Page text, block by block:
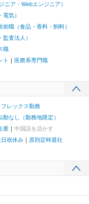
ニア・Webエンジニア）
気）
術職（食品・香料・飼料）
査法人）
職
ト
医療系専門職
フレックス勤務
勤なし（勤務地限定）
業
中国語を活かす
日祝休み
原則定時退社